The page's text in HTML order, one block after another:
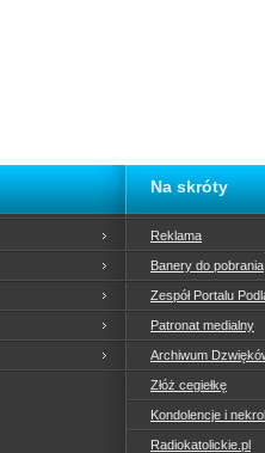
Na skróty
Reklama
Banery do pobrania
Zespół Portalu
Patronat medialny
Archiwum
Złóż cegiełkę
Kondolencje i
Radiokatolickie.pl